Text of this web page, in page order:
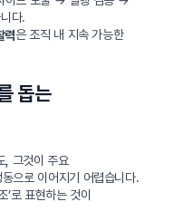
다.
력은 조직 내 지속 가능한
돕는
, 그것이 주요
으로 이어지기 어렵습니다.
로 표현하는 것이